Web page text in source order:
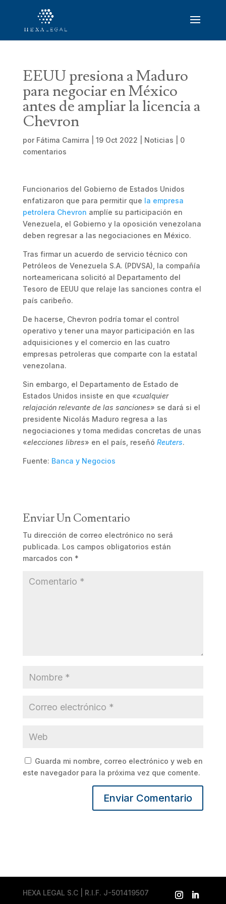
EEUU presiona a Maduro
para negociar en México
antes de ampliar la licencia a
Chevron
por Fátima Camirra 19 Oct 2022 Noticias
0
comentarios
Funcionarios del Gobierno de Estados Unidos
enfatizaron que para permitir que la empresa
petrolera Chevron amplíe su participación en
Venezuela, el Gobierno y la oposición venezolana
deben regresar a las negociaciones en México.
Tras firmar un acuerdo de servicio técnico con
Petróleos de Venezuela S.A. (PDVSA), la compañía
norteamericana solicitó al Departamento del
Tesoro de EEUU que relaje las sanciones contra el
país caribeño.
De hacerse, Chevron podría tomar el control
operativo y tener una mayor participación en las
adquisiciones y el comercio en las cuatro
empresas petroleras que comparte con la estatal
venezolana.
Sin embargo, el Departamento de Estado de
Estados Unidos insiste en que «cualquier
relajación relevante de las sanciones» se dará si el
presidente Nicolás Maduro regresa a las
negociaciones y toma medidas concretas de unas
«elecciones libres» en el país, reseñó Reuters.
Fuente: Banca y Negocios
Enviar Un Comentario
Tu dirección de correo electrónico no será
publicada. Los campos obligatorios están
marcados con *
Guarda mi nombre, correo electrónico y web en
este navegador para la próxima vez que comente.
HEXA LEGAL S.C | R.I.F. J-501419507